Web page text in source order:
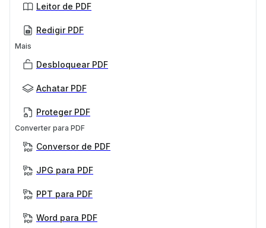
Leitor de PDF
Redigir PDF
Mais
Desbloquear PDF
Achatar PDF
Proteger PDF
Converter para PDF
Conversor de PDF
JPG para PDF
PPT para PDF
Word para PDF